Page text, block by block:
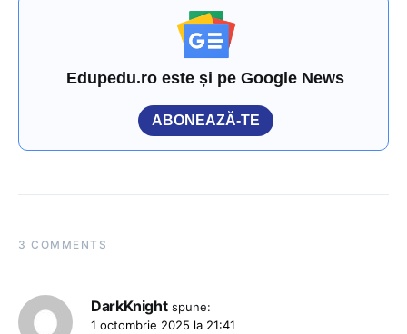
Edupedu.ro este și pe Google News
ABONEAZĂ-TE
3 COMMENTS
DarkKnight spune:
1 octombrie 2025 la 21:41